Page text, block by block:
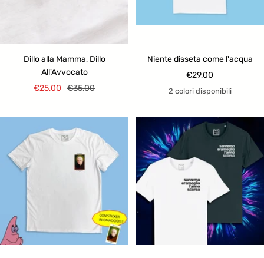
Dillo alla Mamma, Dillo
All'Avvocato
Prezzo
vendita
€25,00
Prezzo
€35,00
Niente disseta come l'acqua
Prezzo
di
€29,00
2 colori disponibili